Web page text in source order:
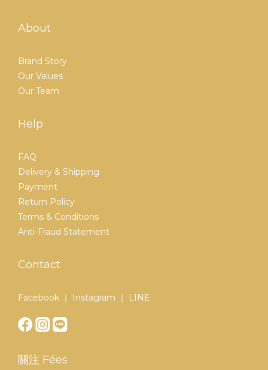
About
Brand Story
Our Values
Our Team
Help
FAQ
Delivery & Shipping
Payment
Return Policy
Terms & Conditions
Anti-Fraud Statement
Contact
Facebook ｜ Instagram ｜ LINE
關注 Fées